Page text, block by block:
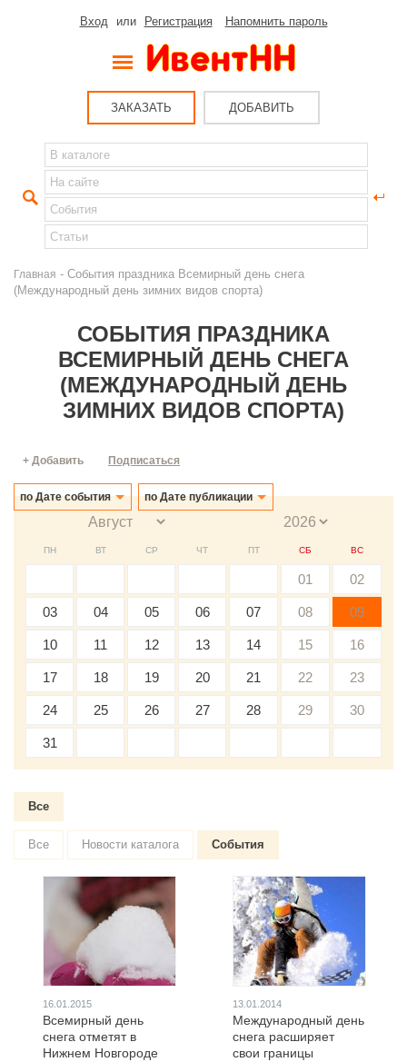
Вход или Регистрация Напомнить пароль
ЗАКАЗАТЬ ДОБАВИТЬ
Главная - События праздника Всемирный день снега
(Международный день зимних видов спорта)
СОБЫТИЯ ПРАЗДНИКА
ВСЕМИРНЫЙ ДЕНЬ СНЕГА
(МЕЖДУНАРОДНЫЙ ДЕНЬ
ЗИМНИХ ВИДОВ СПОРТА)
по Дате события по Дате публикации
+ Добавить Подписаться
ПН ВТ СР ЧТ ПТ СБ ВС
01 02
03 04 05 06 07 08 09
10 11 12 13 14 15 16
17 18 19 20 21 22 23
24 25 26 27 28 29 30
31
Все
Все Новости каталога События
16.01.2015
Всемирный день
снега отметят в
Нижнем Новгороде
13.01.2014
Международный день
снега расширяет
свои границы